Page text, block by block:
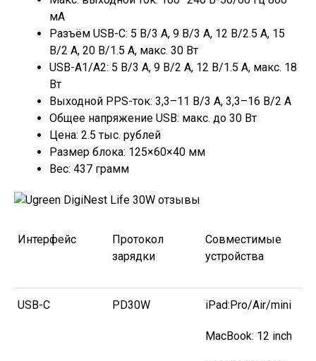
мА
Разъём USB-C: 5 В/3 A, 9 В/3 A, 12 В/2.5 A, 15
В/2 A, 20 В/1.5 A, макс. 30 Вт
USB-A1/A2: 5 В/3 A, 9 В/2 A, 12 В/1.5 A, макс. 18
Вт
Выходной PPS-ток: 3,3–11 В/3 А, 3,3–16 В/2 А
Общее напряжение USB: макс. до 30 Вт
Цена: 2.5 тыс. рублей
Размер блока: 125×60×40 мм
Вес: 437 грамм
Интерфейс
Протокол
зарядки
Совместимые
устройства
USB-C PD30W iPad:Pro/Air/mini
MacBook: 12 inch